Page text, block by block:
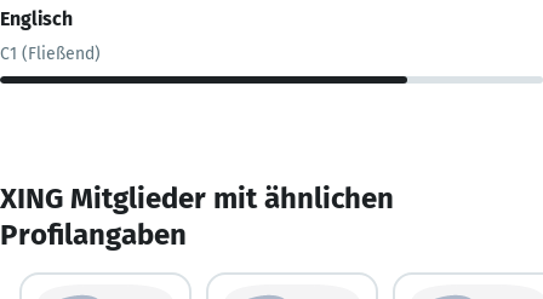
Englisch
C1 (Fließend)
XING Mitglieder mit ähnlichen
Profilangaben